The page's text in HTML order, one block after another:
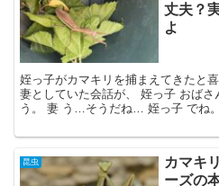
丈夫？
よ
姪っ子がカマキリを捕まえてきたと
妻としていた会話が、 姪っ子 おばさ
う。 妻 う…そうだね… 姪っ子 でね
昆虫
カマキ
ーズの